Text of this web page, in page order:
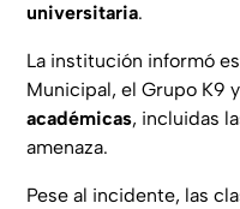
universitaria.
La institución informó
Municipal, el Grupo K9
académicas, incluidas
amenaza.
Pese al incidente, las